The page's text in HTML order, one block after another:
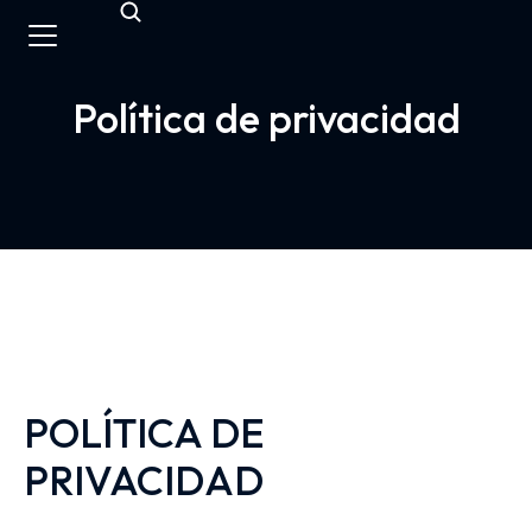
Política de privacidad
POLÍTICA DE
PRIVACIDAD